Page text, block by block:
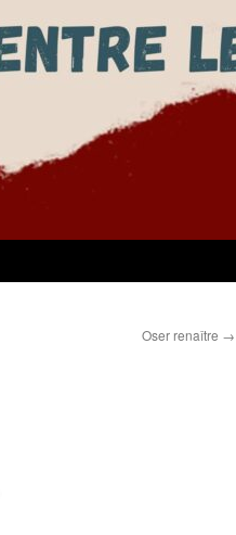
Oser renaître →